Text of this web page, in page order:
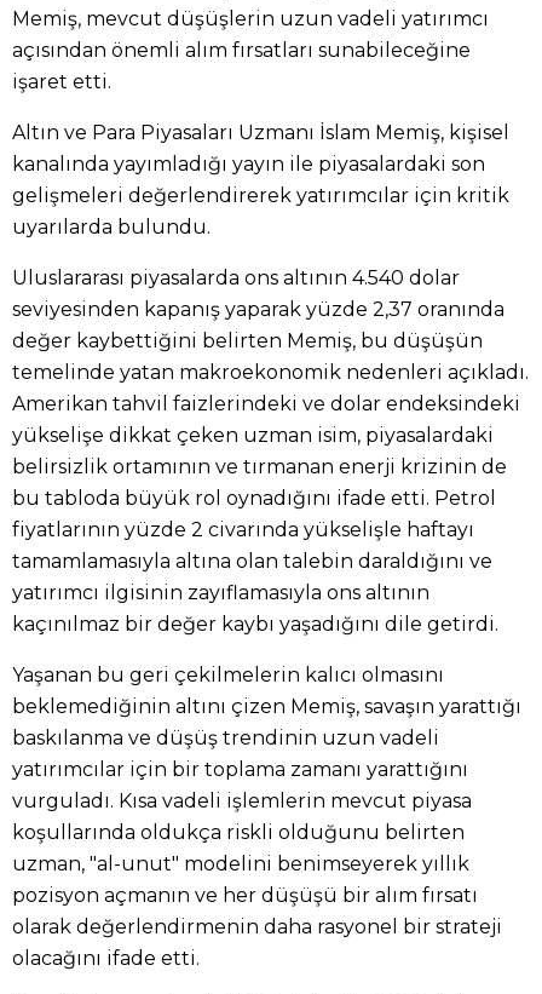
Memiş, mevcut düşüşlerin uzun vadeli yatırımcı
açısından önemli alım fırsatları sunabileceğine
işaret etti.
Altın ve Para Piyasaları Uzmanı İslam Memiş, kişisel
kanalında yayımladığı yayın ile piyasalardaki son
gelişmeleri değerlendirerek yatırımcılar için kritik
uyarılarda bulundu.
Uluslararası piyasalarda ons altının 4.540 dolar
seviyesinden kapanış yaparak yüzde 2,37 oranında
değer kaybettiğini belirten Memiş, bu düşüşün
temelinde yatan makroekonomik nedenleri açıkladı.
Amerikan tahvil faizlerindeki ve dolar endeksindeki
yükselişe dikkat çeken uzman isim, piyasalardaki
belirsizlik ortamının ve tırmanan enerji krizinin de
bu tabloda büyük rol oynadığını ifade etti. Petrol
fiyatlarının yüzde 2 civarında yükselişle haftayı
tamamlamasıyla altına olan talebin daraldığını ve
yatırımcı ilgisinin zayıflamasıyla ons altının
kaçınılmaz bir değer kaybı yaşadığını dile getirdi.
Yaşanan bu geri çekilmelerin kalıcı olmasını
beklemediğinin altını çizen Memiş, savaşın yarattığı
baskılanma ve düşüş trendinin uzun vadeli
yatırımcılar için bir toplama zamanı yarattığını
vurguladı. Kısa vadeli işlemlerin mevcut piyasa
koşullarında oldukça riskli olduğunu belirten
uzman, "al-unut" modelini benimseyerek yıllık
pozisyon açmanın ve her düşüşü bir alım fırsatı
olarak değerlendirmenin daha rasyonel bir strateji
olacağını ifade etti.